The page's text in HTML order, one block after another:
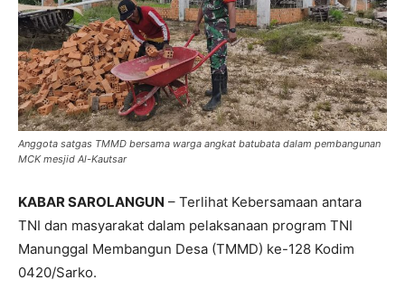
Anggota satgas TMMD bersama warga angkat batubata dalam pembangunan
MCK mesjid Al-Kautsar
KABAR SAROLANGUN – Terlihat Kebersamaan antara
TNI dan masyarakat dalam pelaksanaan program TNI
Manunggal Membangun Desa (TMMD) ke-128 Kodim
0420/Sarko.